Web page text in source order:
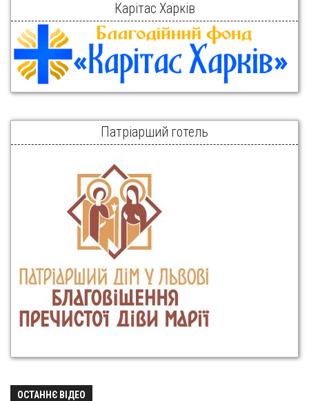
Карітас Харків
Патріарший готель
ОСТАННЄ ВІДЕО